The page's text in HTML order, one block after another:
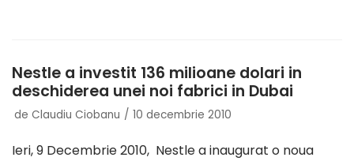
Nestle a investit 136 milioane dolari in
deschiderea unei noi fabrici in Dubai
de Claudiu Ciobanu 10 decembrie 2010
Ieri, 9 Decembrie 2010, Nestle a inaugurat o noua